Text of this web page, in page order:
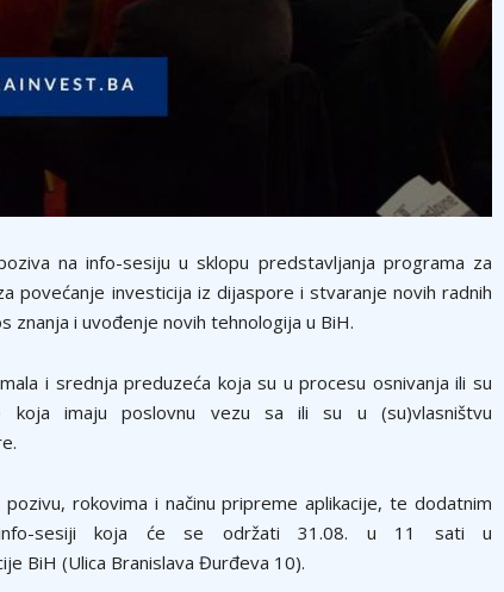
na info-sesiju u sklopu predstavljanja programa za
povećanje investicija iz dijaspore i stvaranje novih radnih
znanja i uvođenje novih tehnologija u BiH.
i srednja preduzeća koja su u procesu osnivanja ili su
imaju poslovnu vezu sa ili su u (su)vlasništvu
rokovima i načinu pripreme aplikacije, te dodatnim
info-sesiji koja će se održati 31.08. u 11 sati u
BiH (Ulica Branislava Đurđeva 10).